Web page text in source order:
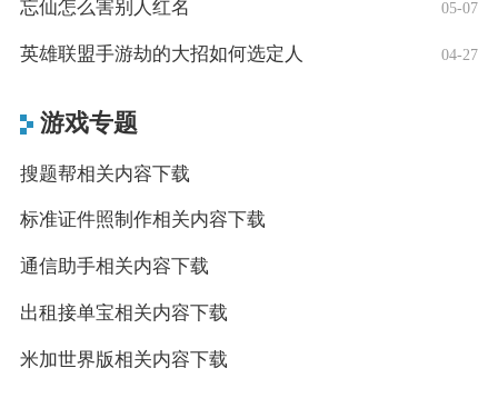
忘仙怎么害别人红名 05-07
英雄联盟手游劫的大招如何选定人 04-27
游戏专题
搜题帮相关内容下载
标准证件照制作相关内容下载
通信助手相关内容下载
出租接单宝相关内容下载
米加世界版相关内容下载